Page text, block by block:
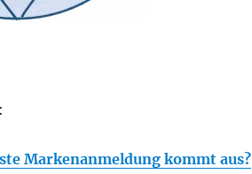
Markenanmeldung kommt aus?